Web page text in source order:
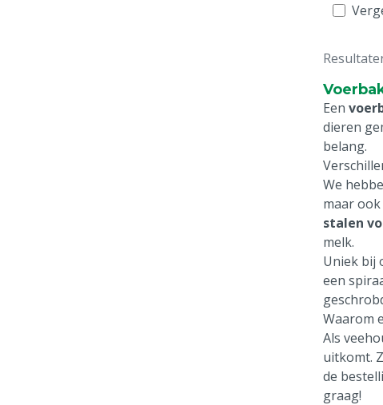
Een
dieren
belang.
We
maar
stalen
melk.
Uniek bij
een
Waarom
Als
uitkomt.
de
graag!